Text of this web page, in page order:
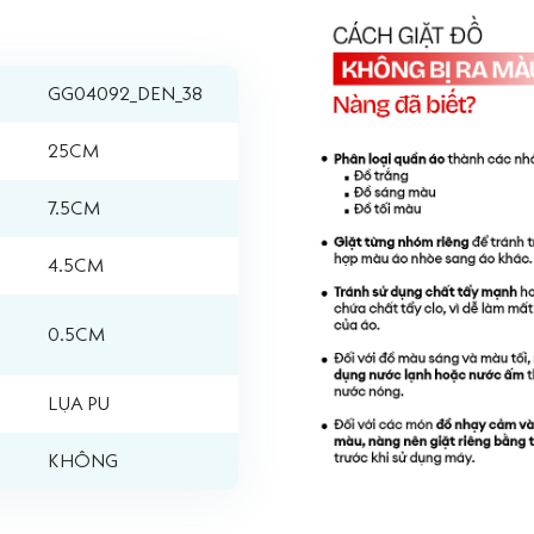
GG04092_DEN_38
25CM
7.5CM
4.5CM
0.5CM
LỤA PU
KHÔNG